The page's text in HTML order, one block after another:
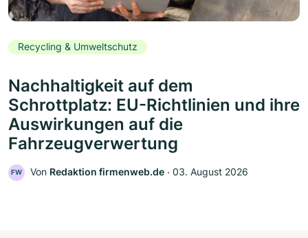
Recycling & Umweltschutz
Nachhaltigkeit auf dem
Schrottplatz: EU-Richtlinien und ihre
Auswirkungen auf die
Fahrzeugverwertung
FW Von Redaktion firmenweb.de ‧ 03. August 2026